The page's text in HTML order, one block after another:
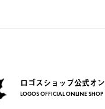
ロゴスショップ公式オ
LOGOS OFFICIAL ONLINE SHOP